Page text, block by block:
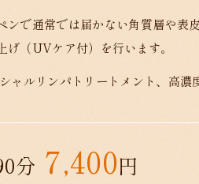
ンで通常では届かない角質層や表
（UVケア付）を行います。
ャルリンパトリートメント、高濃
分 7,400円